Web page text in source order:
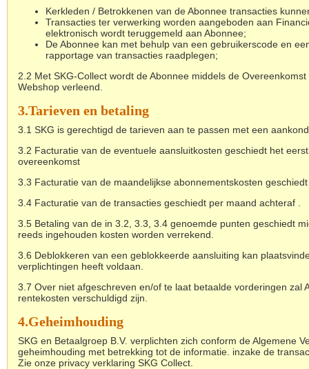
Kerkleden / Betrokkenen van de Abonnee transacties
Transacties ter verwerking worden aangeboden aan
elektronisch wordt teruggemeld aan Abonnee;
De Abonnee kan met behulp van een gebruikerscode en
rapportage van transacties raadplegen;
2.2 Met SKG-Collect wordt de Abonnee middels de
Webshop verleend.
3.Tarieven en betaling
3.1 SKG is gerechtigd de tarieven aan te passen met een
3.2 Facturatie van de eventuele aansluitkosten geschiedt het
overeenkomst
3.3 Facturatie van de maandelijkse abonnementskosten
3.4 Facturatie van de transacties geschiedt per maand achteraf .
3.5 Betaling van de in 3.2, 3.3, 3.4 genoemde punten geschiedt
reeds ingehouden kosten worden verrekend.
3.6 Deblokkeren van een geblokkeerde aansluiting kan
verplichtingen heeft voldaan.
3.7 Over niet afgeschreven en/of te laat betaalde vorderingen zal
rentekosten verschuldigd zijn.
4.Geheimhouding
SKG en Betaalgroep B.V. verplichten zich conform de Algemene
geheimhouding met betrekking tot de informatie. inzake de
Zie onze privacy verklaring SKG Collect.